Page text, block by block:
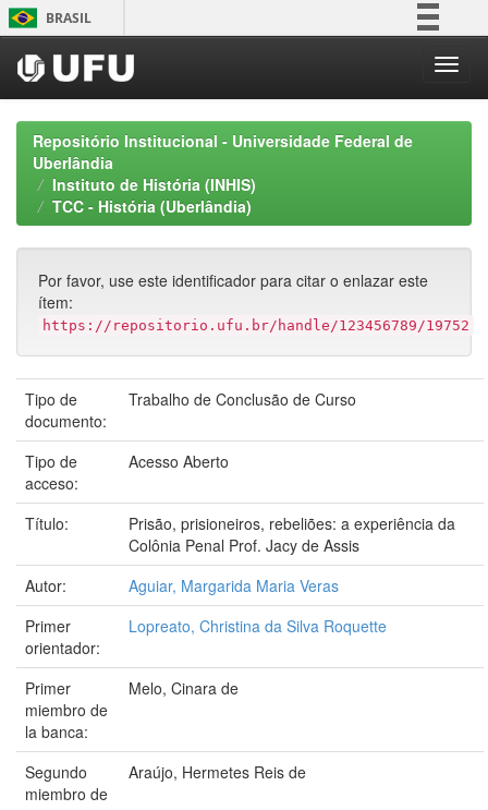
Skip
navigation
BRASIL
Participe
Acesso à informação
Repositório Institucional - Universidade Federal de
Uberlândia
Instituto de História (INHIS)
TCC - História (Uberlândia)
Por favor, use este identificador para citar o enlazar este
ítem:
https://repositorio.ufu.br/handle/123456789/19752
Tipo de
documento:
Trabalho de Conclusão de Curso
Tipo de
acceso:
Acesso Aberto
Título:
Prisão, prisioneiros, rebeliões: a experiência da
Colônia Penal Prof. Jacy de Assis
Autor:
Aguiar, Margarida Maria Veras
Primer
orientador:
Lopreato, Christina da Silva Roquette
Primer
miembro de
la banca:
Melo, Cinara de
Segundo
miembro de
Araújo, Hermetes Reis de